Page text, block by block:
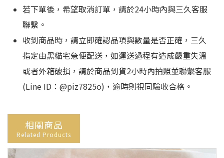
若下單後，希望取消訂單，請於24小時內與三久客服
聯繫。
收到商品時，請立即確認品項與數量是否正確，三久
指定由黑貓宅急便配送，如運送過程有造成嚴重失溫
或者外箱破損，請於商品到貨2小時內拍照並聯繫客服
(Line ID：@piz7825o)，逾時則視同驗收合格。
相關商品
Related Products